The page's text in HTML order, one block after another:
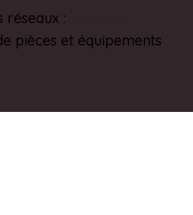
réseaux :
pièces et équipements